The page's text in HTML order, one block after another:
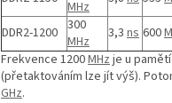
MHz
DDR2-1200 300
MHz
3,3 ns 600
Frekvence 1200MHz je u
(přetaktováním lze jít výš).
GHz.